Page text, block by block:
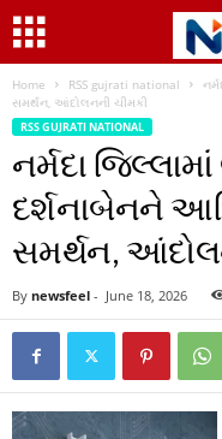
Home RSS gujrati national
સમર્થન, આંદોલનની ચીમકી
RSS GUJRATI NATIONAL
નર્મદા
દર્શનાબેનને
સમર્થન,
By newsfeel - June 18, 2026